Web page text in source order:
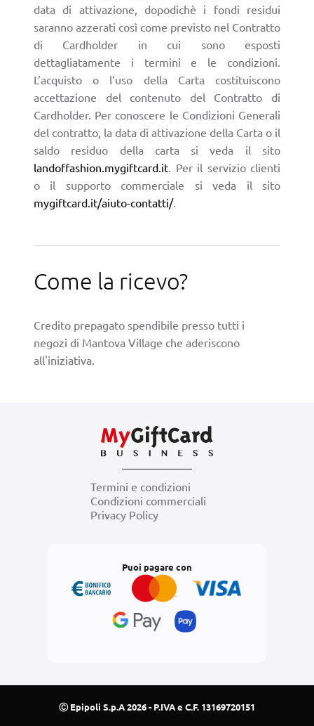
data di attivazione, dopodichè i fondi residui
saranno azzerati così come previsto nel Contratto
di Cardholder in cui sono esposti
dettagliatamente i termini e le condizioni.
L’acquisto o l’uso della Carta costituiscono
accettazione del contenuto del Contratto di
Cardholder. Per conoscere le Condizioni Generali
del contratto, la data di attivazione della Carta o il
saldo residuo della carta si veda il sito
landoffashion.mygiftcard.it. Per il servizio clienti
o il supporto commerciale si veda il sito
mygiftcard.it/aiuto-contatti/.
Come la ricevo?
Credito prepagato spendibile presso tutti i
negozi di Mantova Village che aderiscono
all'iniziativa.
Termini e condizioni
Condizioni commerciali
Privacy Policy
Puoi pagare con
Ⓒ Epipoli S.p.A 2026 - P.IVA e C.F. 13169720151